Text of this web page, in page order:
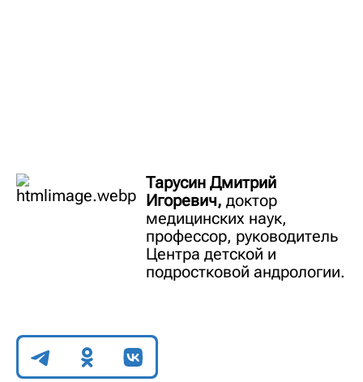
Тарусин Дмитрий
Игоревич, доктор
медицинских наук,
профессор, руководитель
Центра детской и
подростковой андрологии.
Поделиться